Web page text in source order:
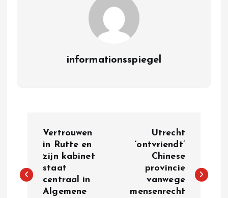
informationsspiegel
s
Vertrouwen
in Rutte en
zijn kabinet
staat
centraal in
Algemene
Utrecht
‘ontvriendt’
Chinese
provincie
vanwege
mensenrecht